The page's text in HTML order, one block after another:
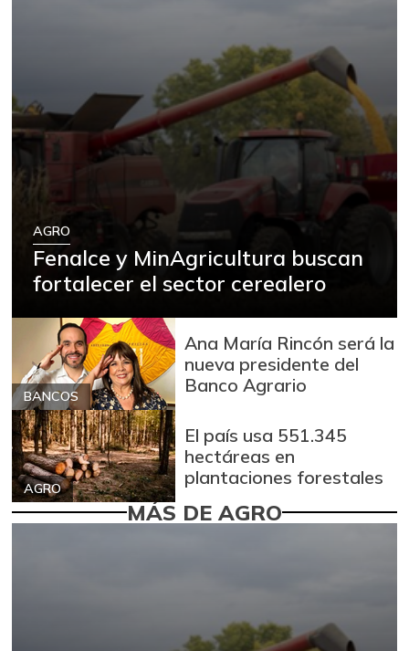
AGRO
Fenalce y MinAgricultura buscan
fortalecer el sector cerealero
BANCOS
Ana María Rincón será la
nueva presidente del
Banco Agrario
AGRO
El país usa 551.345
hectáreas en
plantaciones forestales
MÁS DE AGRO